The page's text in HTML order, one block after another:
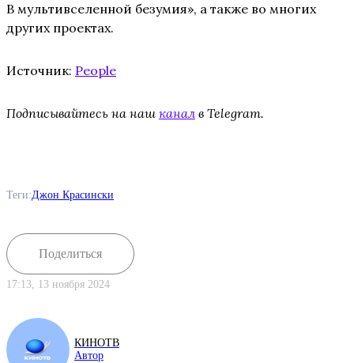
В мультивселенной безумия», а также во многих
других проектах.
Источник: People
Подписывайтесь на наш канал в Telegram.
Теги:Джон Красински
Поделиться
17:13, 13 ноября 2024
КИНОТВ
Автор